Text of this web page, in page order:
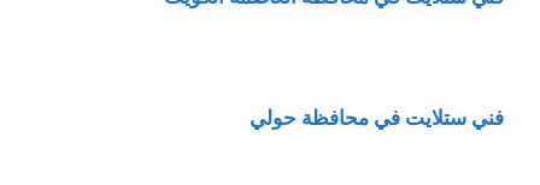
فني ستلايت في محافظة حولي